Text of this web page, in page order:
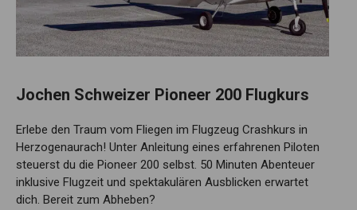
Jochen Schweizer Pioneer 200 Flugkurs
Erlebe den Traum vom Fliegen im Flugzeug Crashkurs in
Herzogenaurach! Unter Anleitung eines erfahrenen Piloten
steuerst du die Pioneer 200 selbst. 50 Minuten Abenteuer
inklusive Flugzeit und spektakulären Ausblicken erwartet
dich. Bereit zum Abheben?